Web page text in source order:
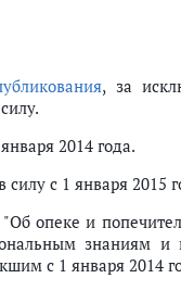
, за
2014 года.
с 1 января 2015
опеке и
знаниям и
с 1 января 2014